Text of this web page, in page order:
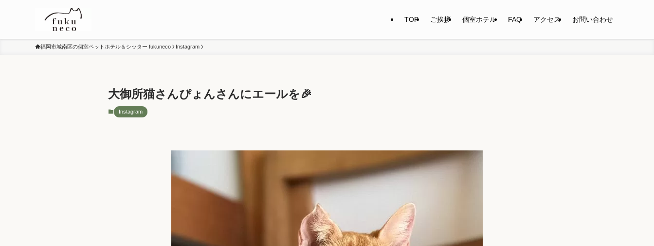
TOP ご挨拶 個室ホテル FAQ アクセス お問い合わせ
福岡市城南区の個室ペットホテル＆シッター fukuneco Instagram
大御所猫さんぴょんさんにエールを🎉
Instagram